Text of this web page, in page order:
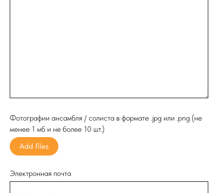
Фотографии ансамбля / солиста в формате .jpg или .png (не
менее 1 мб и не более 10 шт.)
Add files
Электронная почта